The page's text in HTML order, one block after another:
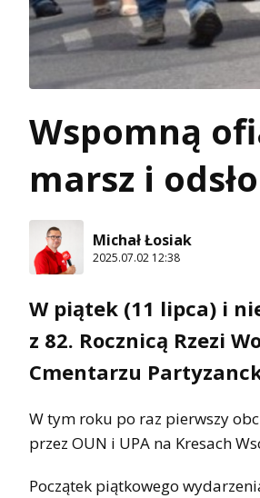
Wspomną
marsz i
Michał Łosiak
2025.07.02 12:38
W piątek (11 lipca) i
z 82. Rocznicą Rzezi
Cmentarzu
W tym roku po raz pierwszy
przez OUN i UPA na Kresach
Początek piątkowego